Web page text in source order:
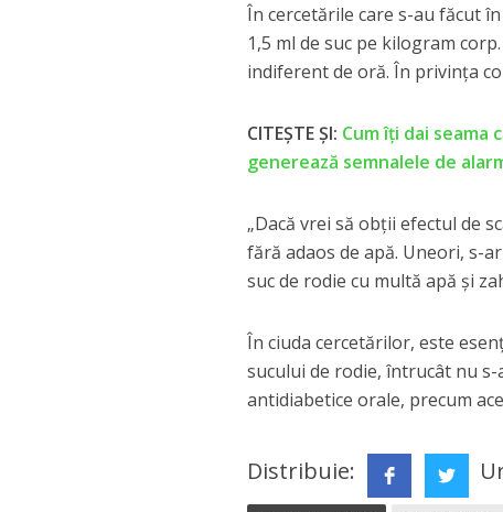
În cercetările care s-au făcut
1,5 ml de suc pe kilogram
indiferent de oră. În privinţa
CITEȘTE ȘI: Cum îți dai seama
generează semnalele de
„Dacă vrei să obţii efectul de
fără adaos de apă. Uneori, s-
suc de rodie cu multă apă şi
În ciuda cercetărilor, este
sucului de rodie, întrucât nu
antidiabetice orale, precum
Distribuie: